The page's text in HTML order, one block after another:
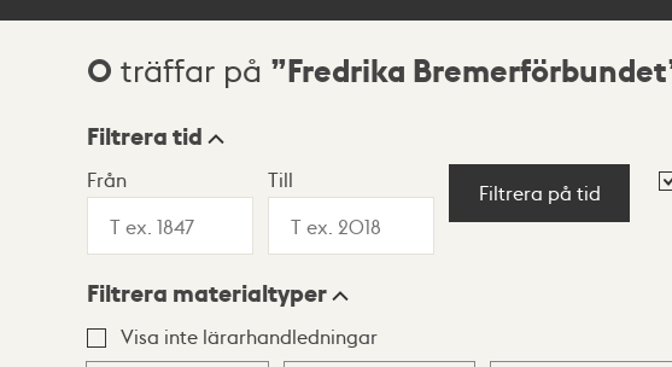
Sökresultat
0 träffar på Fredrika Bremerförbundet
Visningsläge
Lista Karta
Filtrera tid
Från Till
Filtrera på tid
Filtrera materialtyper
Visa inte lärarhandledningar